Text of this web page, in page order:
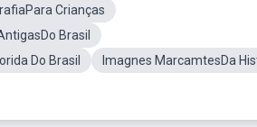
Crianças
Brasil
Do Brasil
Imagnes MarcamtesDa